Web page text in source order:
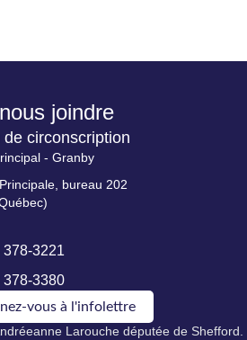
joindre
de circonscription
- Granby
bureau 202
378-3221
378-3380
vous à l'infolettre
Larouche députée de Shefford.